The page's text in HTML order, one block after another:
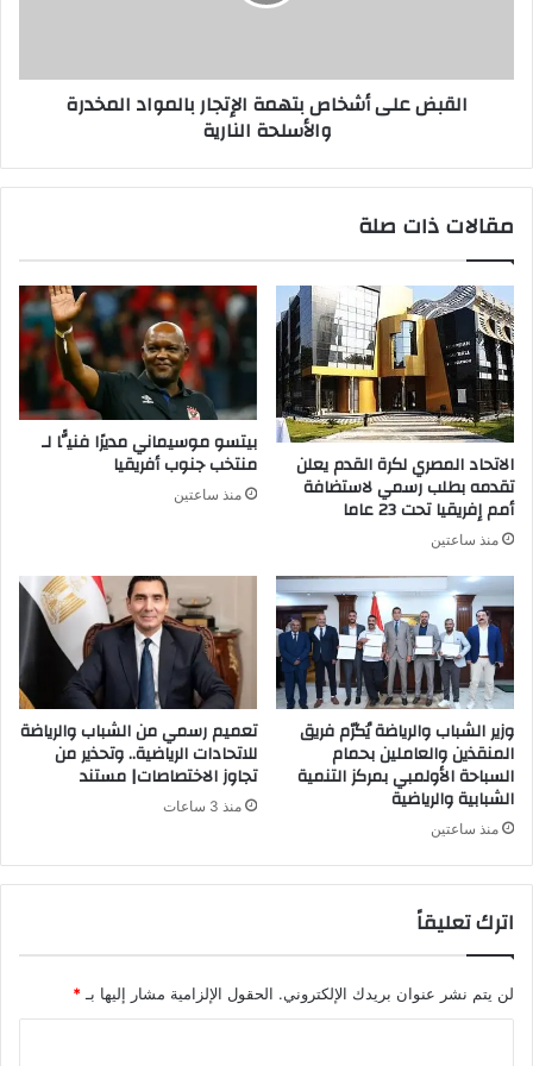
القبض على أشخاص بتهمة الإتجار بالمواد المخدرة
والأسلحة النارية
مقالات ذات صلة
الاتحاد المصري لكرة القدم يعلن
تقدمه بطلب رسمي لاستضافة
أمم إفريقيا تحت 23 عاما
منذ ساعتين
بيتسو موسيماني مديرًا فنيًّا لـ
منتخب جنوب أفريقيا
منذ ساعتين
وزير الشباب والرياضة يُكرّم فريق
المنقذين والعاملين بحمام
السباحة الأولمبي بمركز التنمية
الشبابية والرياضية
منذ ساعتين
تعميم رسمي من الشباب والرياضة
للاتحادات الرياضية.. وتحذير من
تجاوز الاختصاصات| مستند
منذ 3 ساعات
اترك تعليقاً
لن يتم نشر عنوان بريدك الإلكتروني. الحقول الإلزامية مشار إليها بـ*